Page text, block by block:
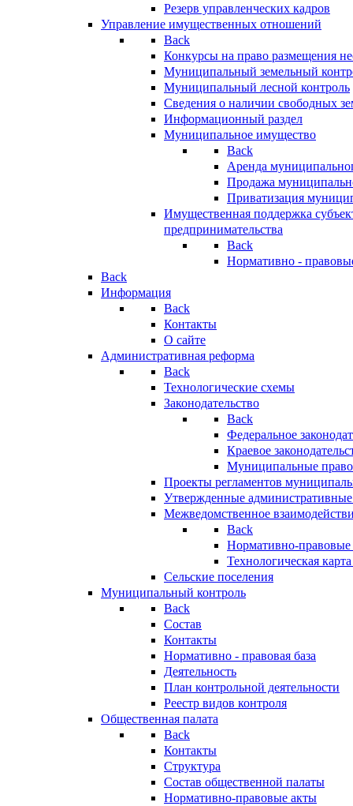
Резерв управленческих кадров
Управление имущественных отношений
Back
Конкурсы на право размещения
Муниципальный земельный
Муниципальный лесной контроль
Сведения о наличии свободных
Информационный раздел
Муниципальное имущество
Back
Аренда
Продажа
Приватизация
Имущественная поддержка
предпринимательства
Back
Нормативно -
Back
Информация
Back
Контакты
О сайте
Административная реформа
Back
Технологические схемы
Законодательство
Back
Федеральное
Краевое
Муниципальные
Проекты регламентов
Утвержденные
Межведомственное
Back
Нормативно-правовые
Технологическая
Сельские поселения
Муниципальный контроль
Back
Состав
Контакты
Нормативно - правовая база
Деятельность
План контрольной деятельности
Реестр видов контроля
Общественная палата
Back
Контакты
Структура
Состав общественной палаты
Нормативно-правовые акты